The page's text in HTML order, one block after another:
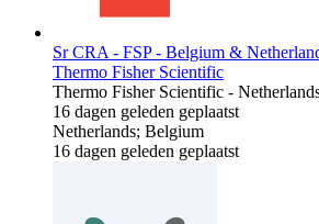
Sr CRA - FSP - Belgium &
Thermo Fisher Scientific
Thermo Fisher Scientific -
16 dagen geleden geplaatst
Netherlands; Belgium
16 dagen geleden geplaatst